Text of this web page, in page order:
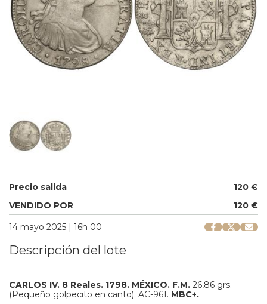
Precio salida
120 €
VENDIDO POR
120 €
14 mayo 2025 | 16h 00
Descripción del lote
CARLOS IV. 8 Reales. 1798. MÉXICO. F.M. 26,86 grs.
(Pequeño golpecito en canto). AC-961. MBC+.